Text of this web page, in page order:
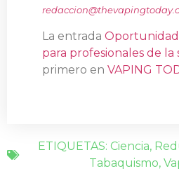
La entrada
para profesionales de la
primero en VAPING
ETIQUETAS: Ciencia,
Tabaquismo,